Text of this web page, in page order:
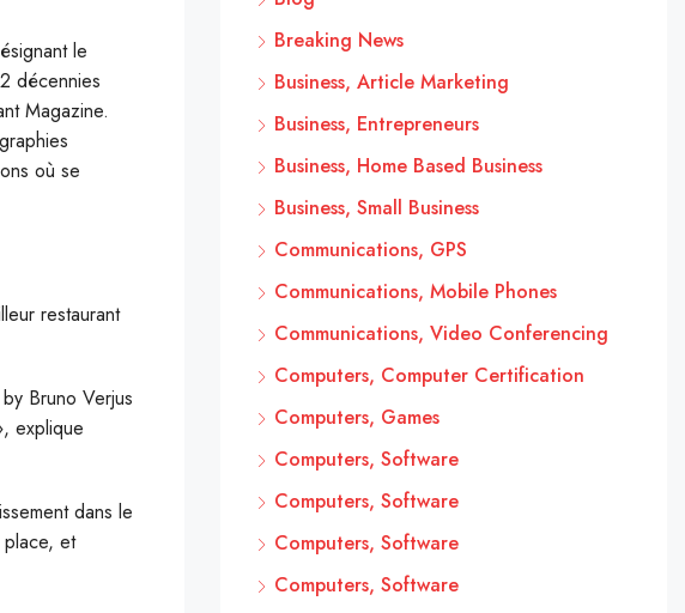
le
décennies
Magazine.
où se
restaurant
Bruno Verjus
explique
dans le
et
Breaking News
Business, Article Marketing
Business, Entrepreneurs
Business, Home Based Business
Business, Small Business
Communications, GPS
Communications, Mobile Phones
Communications, Video Conferencing
Computers, Computer Certification
Computers, Games
Computers, Software
Computers, Software
Computers, Software
Computers, Software